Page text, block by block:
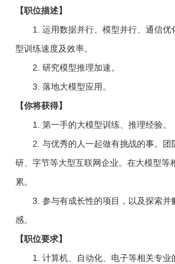
【职位描述】
1. 运用数据并行、模型并行、通信优
型训练速度及效率。
2. 研究模型推理加速。
3. 落地大模型应用。
【你将获得】
1. 第一手的大模型训练、推理经验。
2. 与优秀的人一起做有挑战的事。团
研、字节等大型互联网企业。在大模型等
累。
3. 参与有成长性的项目，以及探索并
感。
【职位要求】
1. 计算机、自动化、电子等相关专业